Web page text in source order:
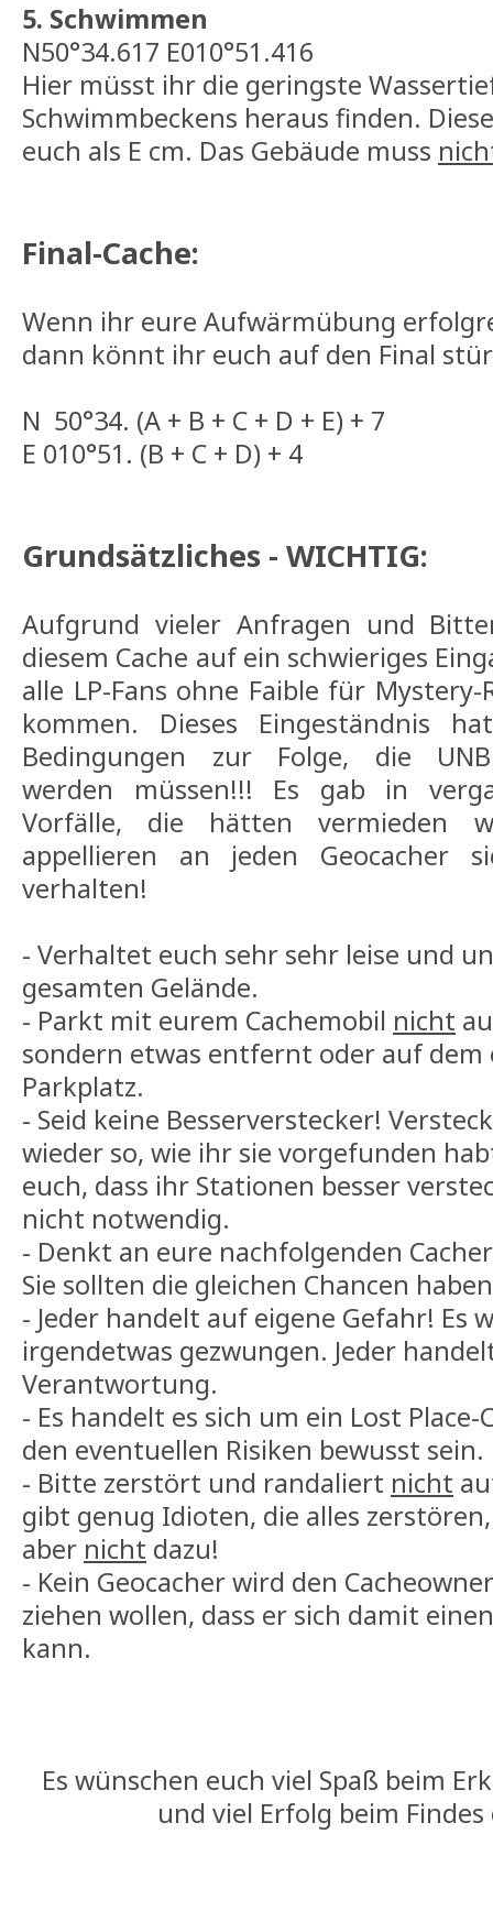
5. Schwimmen
N50°34.617 E010°51.416
Hier müsst ihr die geringste
Schwimmbeckens heraus finden.
euch als E cm. Das Gebäude muss
Final-Cache:
Wenn ihr eure Aufwärmübung
dann könnt ihr euch auf den Final
N 50°34. (A + B + C + D + E) + 7
E 010°51. (B + C + D) + 4
Grundsätzliches - WICHTIG:
Aufgrund vieler Anfragen und
diesem Cache auf ein schwieriges
alle LP-Fans ohne Faible für
kommen. Dieses Eingeständnis
Bedingungen zur Folge, die
werden müssen!!! Es gab in
Vorfälle, die hätten vermieden
appellieren an jeden Geocacher
verhalten!
- Verhaltet euch sehr sehr leise und
gesamten Gelände.
- Parkt mit eurem Cachemobil nicht
sondern etwas entfernt oder auf
Parkplatz.
- Seid keine Besserverstecker!
wieder so, wie ihr sie vorgefunden
euch, dass ihr Stationen besser
nicht notwendig.
- Denkt an eure nachfolgenden
Sie sollten die gleichen Chancen
- Jeder handelt auf eigene Gefahr! Es
irgendetwas gezwungen. Jeder
Verantwortung.
- Es handelt es sich um ein Lost Place-
den eventuellen Risiken bewusst sein.
- Bitte zerstört und randaliert nicht
gibt genug Idioten, die alles
aber nicht dazu!
- Kein Geocacher wird den
ziehen wollen, dass er sich damit
kann.
Es wünschen euch viel Spaß beim
und viel Erfolg beim Findes